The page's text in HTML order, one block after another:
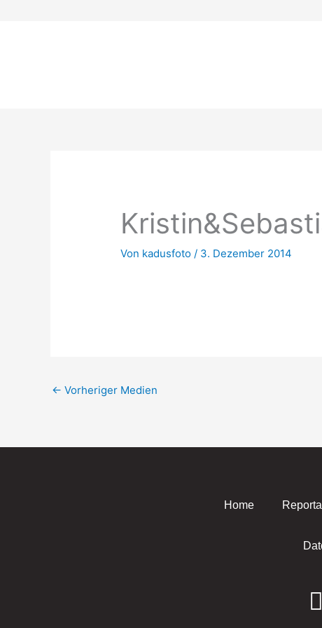
Von kadusfoto/ 3. Dezember 2014
← Vorheriger Medien
Home
F